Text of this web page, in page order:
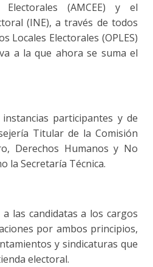
Electorales (AMCEE) y el
(INE), a través de todos
Locales Electorales (OPLES)
a la que ahora se suma el
participantes y de
Titular de la Comisión
Derechos Humanos y No
la Secretaría Técnica.
las candidatas a los cargos
por ambos principios,
y sindicaturas que
electoral.